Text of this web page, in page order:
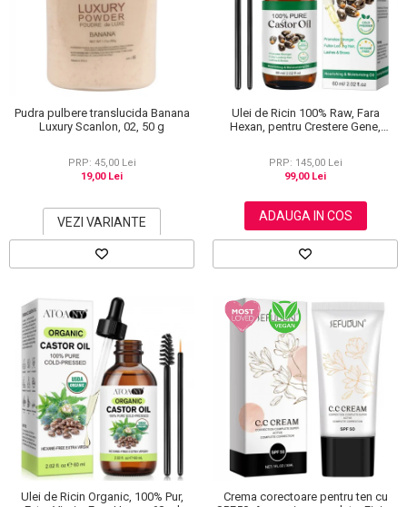
Scrub / Balsam de buze
Netestate pe Animale
Pudra pulbere translucida Banana
Luxury Scanlon, 02, 50 g
PRP: 45,00 Lei
19,00 Lei
VEZI VARIANTE
Ulei de Ricin 100% Raw, Fara
Hexan, pentru Crestere Gene,
PRP: 145,00 Lei
99,00 Lei
ADAUGA IN COS
Ulei de Ricin Organic, 100% Pur,
Crema corectoare pentru ten cu